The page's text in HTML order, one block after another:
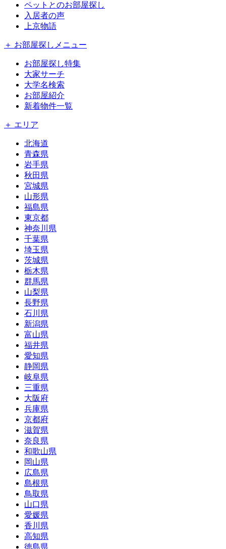
ペットとのお部屋探し
入居者の声
上京物語
＋ お部屋探しメニュー
お部屋探し特集
大家サーチ
大学名検索
お部屋紹介
新着物件一覧
＋ エリア
北海道
青森県
岩手県
秋田県
宮城県
山形県
福島県
東京都
神奈川県
千葉県
埼玉県
茨城県
栃木県
群馬県
山梨県
長野県
石川県
新潟県
富山県
福井県
愛知県
静岡県
岐阜県
三重県
大阪府
兵庫県
京都府
滋賀県
奈良県
和歌山県
岡山県
広島県
島根県
鳥取県
山口県
愛媛県
香川県
高知県
徳島県